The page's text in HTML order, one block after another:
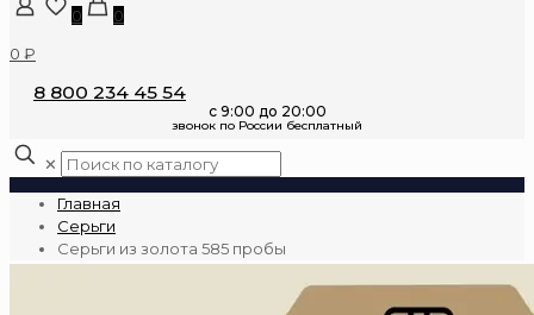
0
0
0 ₽
8 800 234 45 54
✕
Главная
Серьги
Серьги из золота 585 пробы